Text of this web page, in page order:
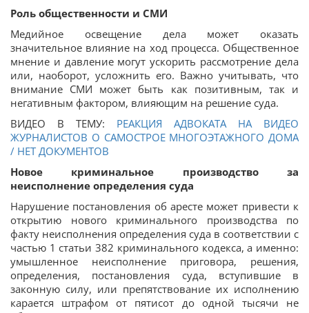
Роль общественности и СМИ
Медийное освещение дела может оказать
значительное влияние на ход процесса. Общественное
мнение и давление могут ускорить рассмотрение дела
или, наоборот, усложнить его. Важно учитывать, что
внимание СМИ может быть как позитивным, так и
негативным фактором, влияющим на решение суда.
ВИДЕО В ТЕМУ: РЕАКЦИЯ АДВОКАТА НА ВИДЕО
ЖУРНАЛИСТОВ О САМОСТРОЕ МНОГОЭТАЖНОГО ДОМА
/ НЕТ ДОКУМЕНТОВ
Новое криминальное производство за
неисполнение определения суда
Нарушение постановления об аресте может привести к
открытию нового криминального производства по
факту неисполнения определения суда в соответствии с
частью 1 статьи 382 криминального кодекса, а именно:
умышленное неисполнение приговора, решения,
определения, постановления суда, вступившие в
законную силу, или препятствование их исполнению
карается штрафом от пятисот до одной тысячи не